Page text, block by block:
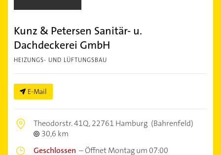
Kunz & Petersen Sanitär- u.
Dachdeckerei GmbH
HEIZUNGS- UND LÜFTUNGSBAU
E-Mail
Theodorstr. 41Q,22761 Hamburg (Bahrenfeld)
30,6 km
Geschlossen –Öffnet Montag um 07:00